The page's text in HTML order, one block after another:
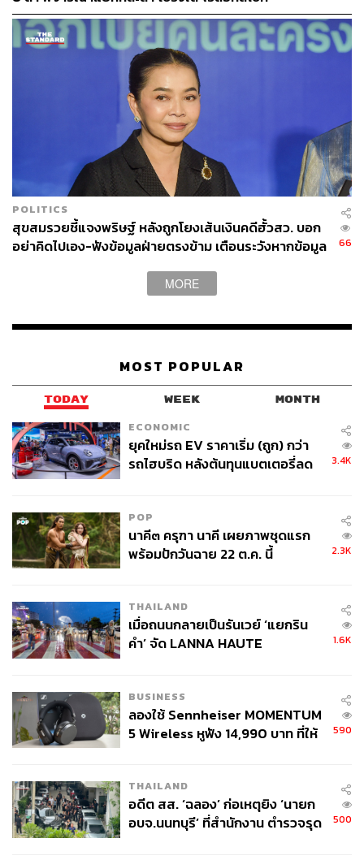
TAGS: วีระยุทธ กาญจน์ชูฉัตร
กระทรวงพาณิชย์
ความสัมพันธ์ระหว่างประเทศ
เครื่องบิน
ภาษีดิจิทัล
ภูมิรัฐศาสตร์
Donald Trump
พรรคประชาชน
กระทรวงการคลัง
215
THE STANDARD TEAM
POLITICS
สุขสมรวยชี้แจงพริษฐ์ หลังถูกโยงเส้นเงินคดีฮั้วสว. บอก
อย่าคิดไปเอง-ฟังข้อมูลฝ่ายตรงข้าม เตือนระวังหากข้อมูล
66
MORE
MOST POPULAR
TODAY WEEK MONTH
ECONOMIC
ยุคใหม่รถ EV ราคาเริ่ม (ถูก) กว่า
รถไฮบริด หลังต้นทุนแบตเตอรี่ลด
3.4K
POP
นาคี๓ ครุฑา นาคี เผยภาพชุดแรก
พร้อมปักวันฉาย 22 ต.ค. นี้
2.3K
THAILAND
เมื่อถนนกลายเป็นรันเวย์ ‘แยกริน
คำ’ จัด LANNA HAUTE
1.6K
BUSINESS
ลองใช้ Sennheiser MOMENTUM
5 Wireless หูฟัง 14,990 บาท ที่ให้
590
THAILAND
อดีต สส. ‘ฉลอง’ ก่อเหตุยิง ‘นายก
อบจ.นนทบุรี’ ที่สำนักงาน ตำรวจรุด
500